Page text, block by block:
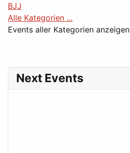
BJJ
Alle Kategorien ...
Events aller Kategorien anzeigen
Next Events